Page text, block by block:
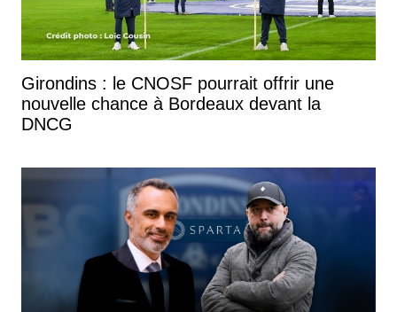
Girondins : le CNOSF pourrait offrir une
nouvelle chance à Bordeaux devant la
DNCG